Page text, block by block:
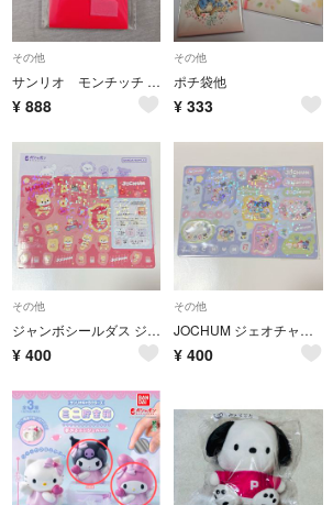
その他
サンリオ モンチッチ x ハローキティ コラボ ラバーバッグチャーム
¥ 888
その他
ポチ袋他
¥ 333
その他
ジャンボシールダス ジェオチャム まめちぃ
¥ 400
その他
JOCHUM ジェオチャム JO1 ジャンボシール シール ガチャガチャ
¥ 400